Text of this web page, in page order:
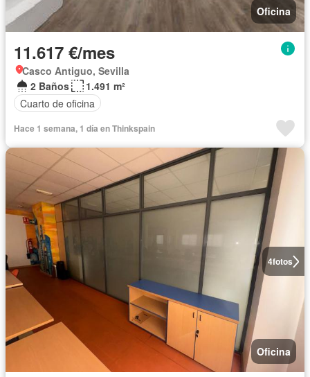
Oficina
11.617 €/mes
Casco Antiguo, Sevilla
2 Baños
1.491 m²
Cuarto de oficina
Hace 1 semana, 1 día en Thinkspain
4fotos
Oficina